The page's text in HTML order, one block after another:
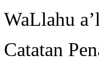
WaLlahu
Catatan